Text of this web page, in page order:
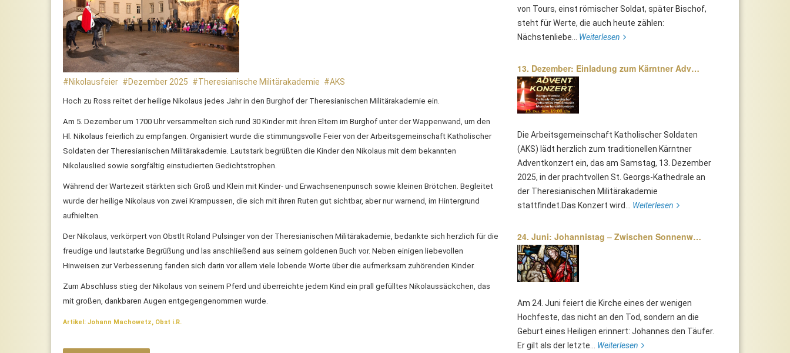
Nikolausfeier Dezember 2025 Theresianische Militärakademie AKS
Hoch zu Ross reitet der heilige Nikolaus jedes Jahr in den Burghof der Theresianischen Militärakademie ein.
Am 5. Dezember um 1700 Uhr versammelten sich rund 30 Kinder mit ihren Eltern im Burghof unter der Wappenwand, um den
Hl. Nikolaus feierlich zu empfangen. Organisiert wurde die stimmungsvolle Feier von der Arbeitsgemeinschaft Katholischer
Soldaten der Theresianischen Militärakademie. Lautstark begrüßten die Kinder den Nikolaus mit dem bekannten
Nikolauslied sowie sorgfältig einstudierten Gedichtstrophen.
Während der Wartezeit stärkten sich Groß und Klein mit Kinder- und Erwachsenenpunsch sowie kleinen Brötchen. Begleitet
wurde der heilige Nikolaus von zwei Krampussen, die sich mit ihren Ruten gut sichtbar, aber nur warnend, im Hintergrund
aufhielten.
Der Nikolaus, verkörpert von Obstlt Roland Pulsinger von der Theresianischen Militärakademie, bedankte sich herzlich für die
freudige und lautstarke Begrüßung und las anschließend aus seinem goldenen Buch vor. Neben einigen liebevollen
Hinweisen zur Verbesserung fanden sich darin vor allem viele lobende Worte über die aufmerksam zuhörenden Kinder.
Zum Abschluss stieg der Nikolaus von seinem Pferd und überreichte jedem Kind ein prall gefülltes Nikolaussäckchen, das
mit großen, dankbaren Augen entgegengenommen wurde.
Artikel: Johann Machowetz, Obst i.R.
von Tours, einst römischer Soldat, später Bischof,
steht für Werte, die auch heute zählen:
Nächstenliebe... Weiterlesen
13. Dezember: Einladung zum Kärntner Adv…
Die Arbeitsgemeinschaft Katholischer Soldaten
(AKS) lädt herzlich zum traditionellen Kärntner
Adventkonzert ein, das am Samstag, 13. Dezember
2025, in der prachtvollen St. Georgs-Kathedrale an
der Theresianischen Militärakademie
stattfindet.Das Konzert wird... Weiterlesen
24. Juni: Johannistag – Zwischen Sonnenw…
Am 24. Juni feiert die Kirche eines der wenigen
Hochfeste, das nicht an den Tod, sondern an die
Geburt eines Heiligen erinnert: Johannes den Täufer.
Er gilt als der letzte... Weiterlesen